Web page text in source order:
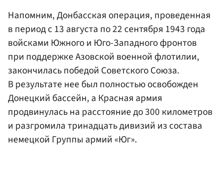
Напомним, Донбасская операция, проведенная
в период с 13 августа по 22 сентября 1943 года
войсками Южного и Юго-Западного фронтов
при поддержке Азовской военной флотилии,
закончилась победой Советского Союза.
В результате нее был полностью освобожден
Донецкий бассейн, а Красная армия
продвинулась на расстояние до 300 километров
и разгромила тринадцать дивизий из состава
немецкой Группы армий «Юг».